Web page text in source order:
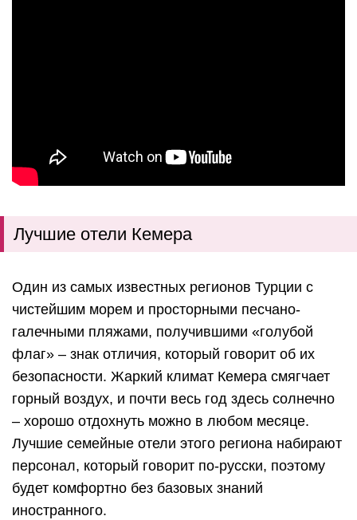
Лучшие отели Кемера
Один из самых известных регионов Турции с
чистейшим морем и просторными песчано-
галечными пляжами, получившими «голубой
флаг» – знак отличия, который говорит об их
безопасности. Жаркий климат Кемера смягчает
горный воздух, и почти весь год здесь солнечно
– хорошо отдохнуть можно в любом месяце.
Лучшие семейные отели этого региона набирают
персонал, который говорит по-русски, поэтому
будет комфортно без базовых знаний
иностранного.